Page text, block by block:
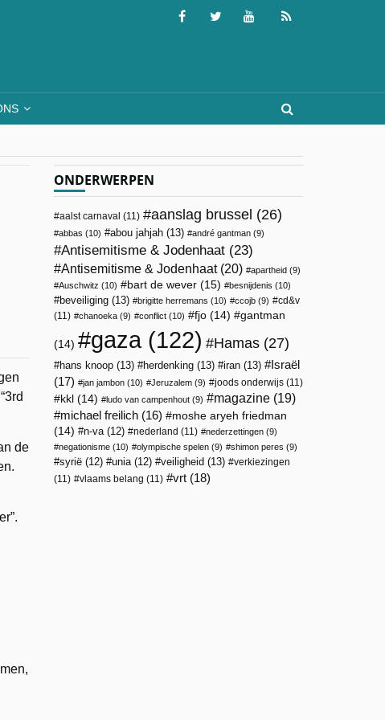
de
ONDERWERPEN
aalst carnaval (11) aanslag brussel (26)
abbas (10) abou jahjah (13) andré gantman (9)
Antisemitisme & Jodenhaat (23)
Antisemitisme & Jodenhaat(20) apartheid (9)
Auschwitz (10) bart de wever (15) besnijdenis (10)
beveiliging (13) brigitte herremans (10) ccojb (9)
cd&v
(11)
chanoeka (9) conflict (10) fjo (14) gantman
(14) gaza(122) Hamas (27)
hans knoop (13) herdenking (13) iran (13)
Israël
(17)
jan jambon (10) Jeruzalem (9) joods onderwijs (11)
kkl (14) ludo van campenhout (9) magazine (19)
michael freilich (16)
moshe aryeh friedman
(14)
n-va(12) nederland (11) nederzettingen (9)
negationisme (10) olympische spelen (9) shimon peres (9)
syrië (12) unia(12) veiligheid (13)
verkiezingen
(11)
vlaams belang (11) vrt (18)